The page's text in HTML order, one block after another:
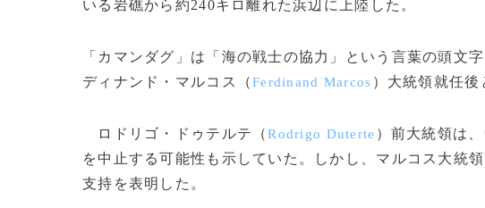
いる岩礁から約240キロ離れた浜辺に上陸した。
「カマンダグ」は「海の戦士の協力」という言葉の頭文
ディナンド・マルコス（Ferdinand Marcos ）大統領就任後
ロドリゴ・ドゥテルテ（Rodrigo Duterte ）前大統領は
を中止する可能性も示していた。しかし、マルコス大統
支持を表明した。